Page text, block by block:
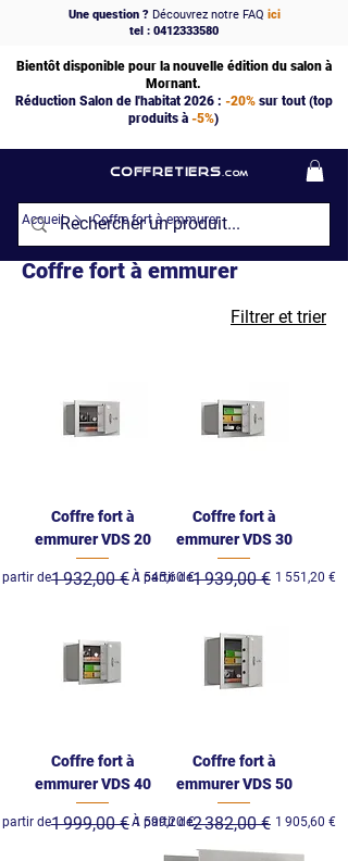
COFFRETIERS .COM
Une question ?Découvrez notre FAQ ici
tel : 0412333580
Bientôt disponible pour la nouvelle édition du salon à
Mornant.
Réduction Salon de l'habitat 2026 : -20%sur tout (top
produits à -5%)
Accueil Coffre fort à emmurer
Coffre fort à emmurer
Filtrer et trier
Coffre fort à
emmurer VDS 20
partir de
original1 932,00 € 1 545,60 €
promotionnel
Coffre fort à
emmurer VDS 30
À partir de
Prix original1 939,00 € 1 551,20 €
Prix promotionnel
Coffre fort à
emmurer VDS 40
partir de
original1 999,00 € 1 599,20 €
promotionnel
Coffre fort à
emmurer VDS 50
À partir de
Prix original2 382,00 € 1 905,60 €
Prix promotionnel